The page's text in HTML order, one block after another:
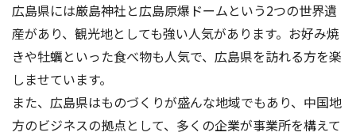
広島県には厳島神社と広島原爆ドームという2つの世界遺
産があり、観光地としても強い人気があります。お好み焼
きや牡蠣といった食べ物も人気で、広島県を訪れる方を楽
しませています。
また、広島県はものづくりが盛んな地域でもあり、中国地
方のビジネスの拠点として、多くの企業が事業所を構えて